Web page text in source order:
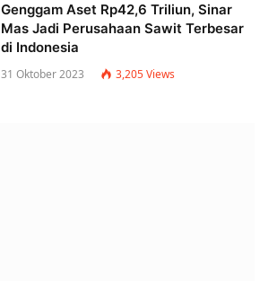
Genggam Aset Rp42,6 Triliun, Sinar
Mas Jadi Perusahaan Sawit Terbesar
di Indonesia
31 Oktober 2023 3,205Views